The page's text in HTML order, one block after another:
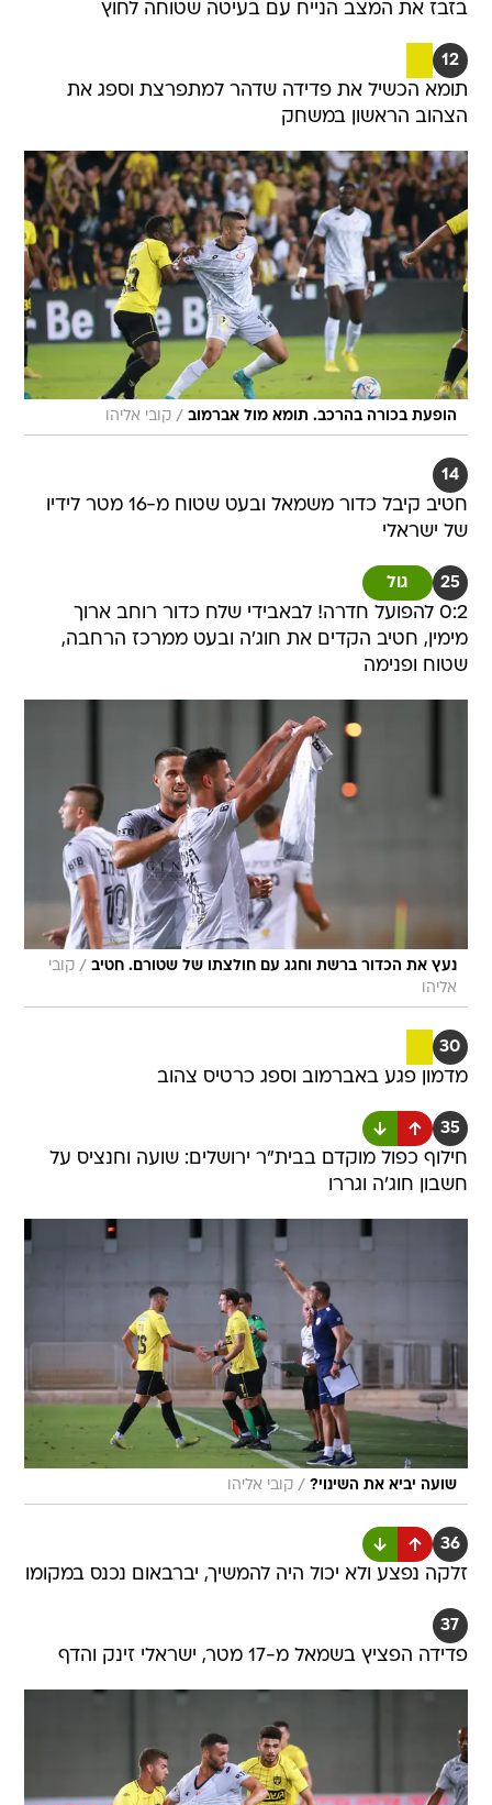
בזבז את המצב הנייח עם בעיטה שטוחה לחוץ
12
תומא הכשיל את פדידה שדהר למתפרצת וספג את
הצהוב הראשון במשחק
הופעת בכורה בהרכב. תומא מול אברמוב / קובי אליהו
14
חטיב קיבל כדור משמאל ובעט שטוח מ-16 מטר לידיו
של ישראלי
25 גול
0:2 להפועל חדרה! לבאבידי שלח כדור רוחב ארוך
מימין, חטיב הקדים את חוג'ה ובעט ממרכז הרחבה,
שטוח ופנימה
נעץ את הכדור ברשת וחגג עם חולצתו של שטורם. חטיב / קובי
אליהו
30
מדמון פגע באברמוב וספג כרטיס צהוב
35
חילוף כפול מוקדם בבית"ר ירושלים: שועה וחנציס על
חשבון חוג'ה וגררו
שועה יביא את השינוי? / קובי אליהו
36
זלקה נפצע ולא יכול היה להמשיך, יברבאום נכנס במקומו
37
פדידה הפציץ בשמאל מ-17 מטר, ישראלי זינק והדף